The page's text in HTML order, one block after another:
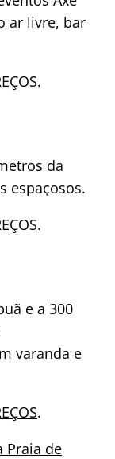
ar livre, bar
.
da
espaçosos.
.
e a 300
varanda e
.
Praia de